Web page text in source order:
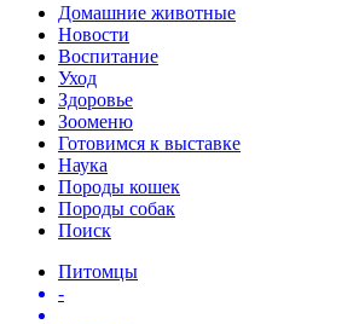
Домашние животные
Новости
Воспитание
Уход
Здоровье
Зооменю
Готовимся к выставке
Наука
Породы кошек
Породы собак
Поиск
Питомцы
-